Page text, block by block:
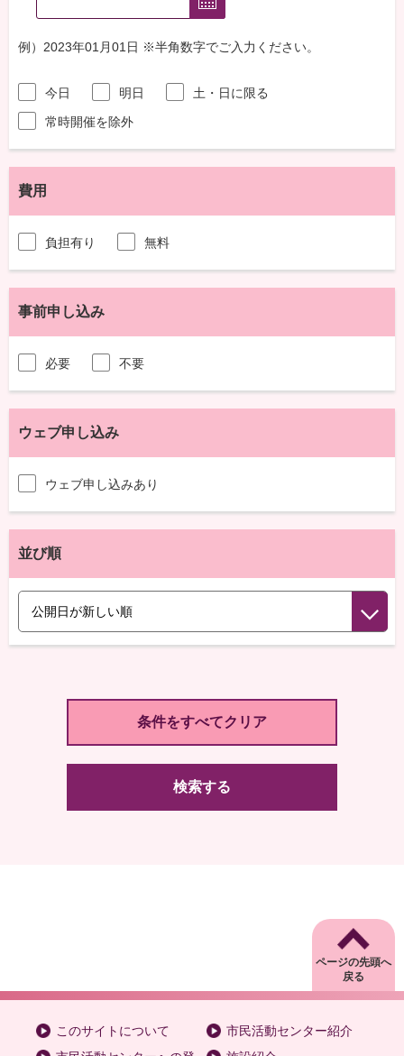
例）2023年01月01日 ※半角数字でご入力ください。
今日 明日
土・日に限る
常時開催を除外
費用
負担有り 無料
事前申し込み
必要 不要
ウェブ申し込み
ウェブ申し込みあり
並び順
検索する
ページの先頭へ
戻る
このサイトについて
市民活動センター紹介